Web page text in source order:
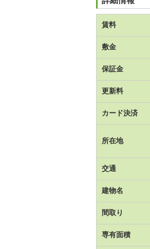
賃料
敷金
保証金
更新料
カード決済
所在地
交通
建物名
間取り
専有面積